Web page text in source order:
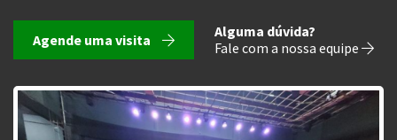
Agende uma visita
Alguma dúvida?
Fale com a nossa equipe